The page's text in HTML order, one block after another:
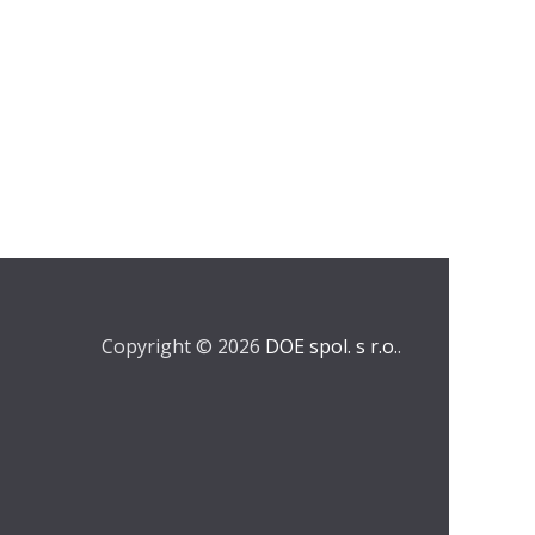
Copyright © 2026 DOE spol. s r.o..